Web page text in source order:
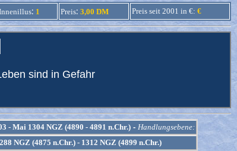
: 1 Preis: 3,00 DM Preis seit 2001 in €: €
sind in Gefahr
- Mai 1304 NGZ (4890 - 4891 n.Chr.)- Handlungsebene:
NGZ (4875 n.Chr.) - 1312 NGZ (4899 n.Chr.)